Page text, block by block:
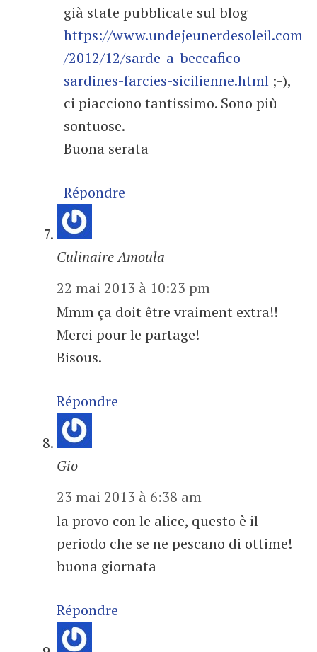
già state pubblicate sul blog
https://www.undejeunerdesoleil.com
/2012/12/sarde-a-beccafico-
sardines-farcies-sicilienne.html ;-),
ci piacciono tantissimo. Sono più
sontuose.
Buona serata
Répondre
Culinaire Amoula
22 mai 2013 à 10:23 pm
Mmm ça doit être vraiment extra!!
Merci pour le partage!
Bisous.
Répondre
Gio
23 mai 2013 à 6:38 am
la provo con le alice, questo è il
periodo che se ne pescano di ottime!
buona giornata
Répondre